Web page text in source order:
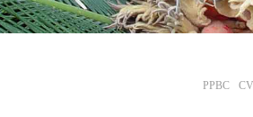
PPBC